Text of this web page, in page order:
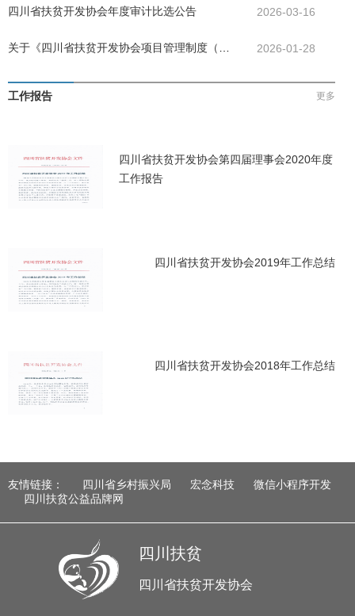
四川省扶贫开发协会年度审计比选公告 2026-03-16
关于《四川省扶贫开发协会项目管理制度（试
2026-01-28
工作报告 更多
四川省扶贫开发协会第四届理事会2020年度
工作报告
四川省扶贫开发协会2019年工作总结
四川省扶贫开发协会2018年工作总结
友情链接： 四川省乡村振兴局 宏念科技
微信小程序开发
四川扶贫公益品牌网
四川扶贫
四川省扶贫开发协会